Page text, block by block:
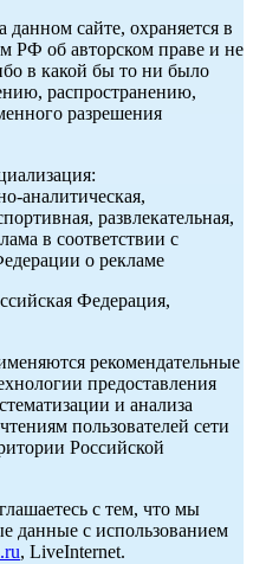
сайте, охраняется в
РФ об авторском праве и не
в какой бы то ни было
распространению,
разрешения
аналитическая,
развлекательная,
в соответствии с
о рекламе
Федерация,
рекомендательные
предоставления
и анализа
пользователей сети
Российской
с тем, что мы
данные с использованием
, LiveInternet.